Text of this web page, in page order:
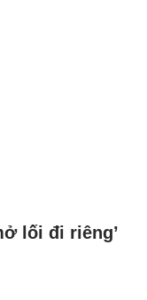
lối đi riêng’